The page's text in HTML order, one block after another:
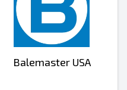
Balemaster USA